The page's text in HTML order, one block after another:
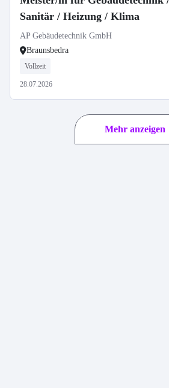
Sanitär / Heizung / Klima
AP Gebäudetechnik GmbH
Braunsbedra
Vollzeit
28.07.2026
Mehr anzeigen